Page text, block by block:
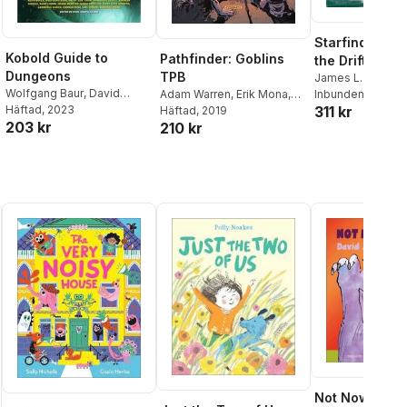
Kobold Guide to
Dungeons
Wolfgang Baur, David
Cook,Dominique Dickey
Kelsey Dionne
Häftad, 2023
203 kr
Pathfinder: Goblins
TPB
Adam Warren, Erik Mona,
Carlos Soule
Sutter,Ron Marz
Häftad, 2019
210 kr
Starfinder:
the Drift
James L. Sutter
Inbunden
311 kr
Not Now,